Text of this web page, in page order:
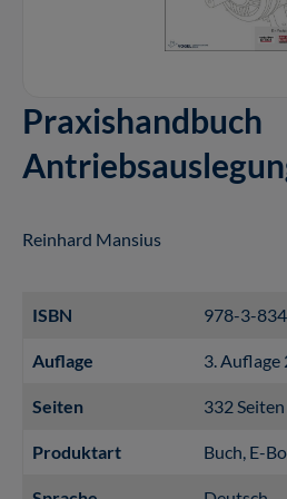
Praxishandbuch
Reinhard Mansius
ISBN 978-3-
Auflage 3. Auflage
Seiten 332 Seiten
Produktart Buch , E-